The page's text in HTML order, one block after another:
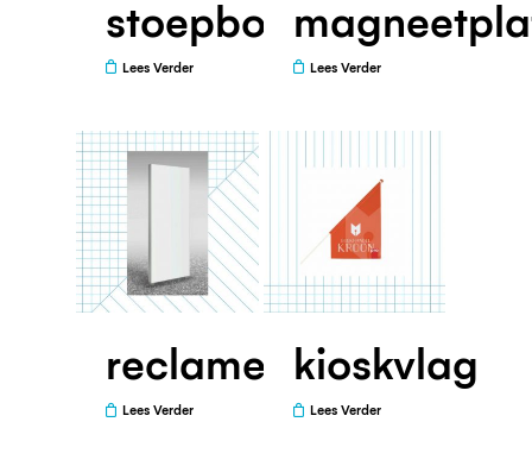
stoepborden
Lees Verder Lees Verder
reclamezuil
Lees Verder
kioskvlag
Lees Verder